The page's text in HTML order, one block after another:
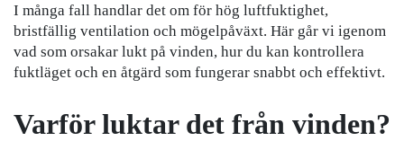
I många fall handlar det om för hög luftfuktighet,
bristfällig ventilation och mögelpåväxt. Här går vi igenom
vad som orsakar lukt på vinden, hur du kan kontrollera
fuktläget och en åtgärd som fungerar snabbt och effektivt.
Varför luktar det från vinden?